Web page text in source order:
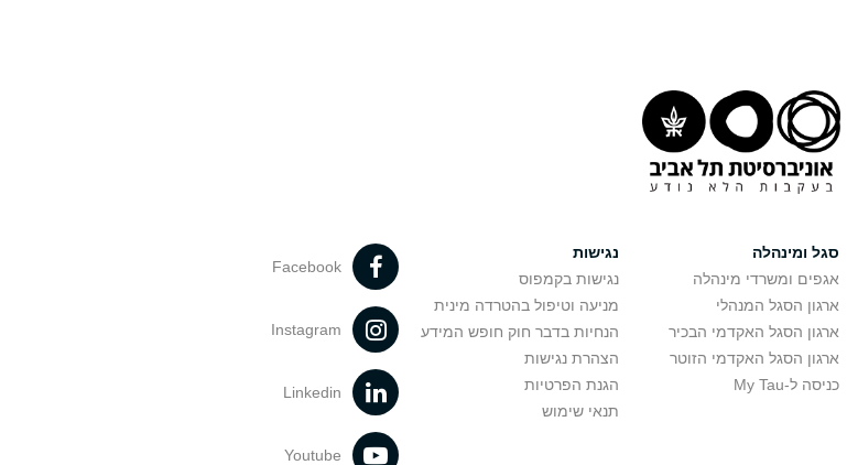
סגל ומינהלה
אגפים ומשרדי מינהלה
ארגון הסגל המנהלי
ארגון הסגל האקדמי הבכיר
ארגון הסגל האקדמי הזוטר
כניסה ל-My Tau
נגישות
נגישות בקמפוס
מניעה וטיפול בהטרדה מינית
הנחיות בדבר חוק חופש המידע
הצהרת נגישות
הגנת הפרטיות
תנאי שימוש
Facebook
Instagram
Linkedin
Youtube